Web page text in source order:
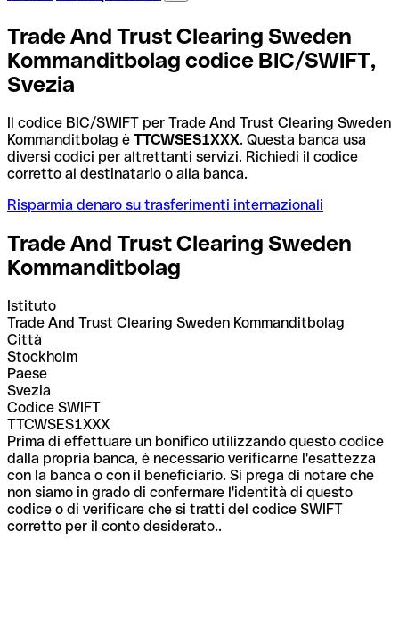
Trade And Trust Clearing Sweden
Kommanditbolag codice BIC/SWIFT,
Svezia
Il codice BIC/SWIFT per Trade And Trust Clearing Sweden
Kommanditbolag è TTCWSES1XXX. Questa banca usa
diversi codici per altrettanti servizi. Richiedi il codice
corretto al destinatario o alla banca.
Risparmia denaro su trasferimenti internazionali
Trade And Trust Clearing Sweden
Kommanditbolag
Istituto
Trade And Trust Clearing Sweden Kommanditbolag
Città
Stockholm
Paese
Svezia
Codice SWIFT
TTCWSES1XXX
Prima di effettuare un bonifico utilizzando questo codice
dalla propria banca, è necessario verificarne l'esattezza
con la banca o con il beneficiario. Si prega di notare che
non siamo in grado di confermare l'identità di questo
codice o di verificare che si tratti del codice SWIFT
corretto per il conto desiderato..